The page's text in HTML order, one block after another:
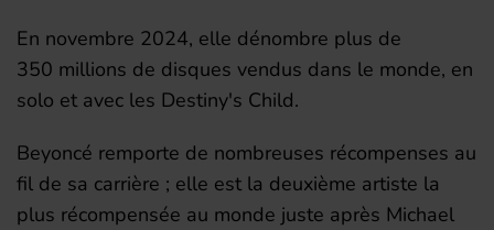
En novembre 2024, elle dénombre plus de
350 millions de disques vendus dans le monde, en
solo et avec les Destiny's Child.
Beyoncé remporte de nombreuses récompenses au
fil de sa carrière ; elle est la deuxième artiste la
plus récompensée au monde juste après Michael